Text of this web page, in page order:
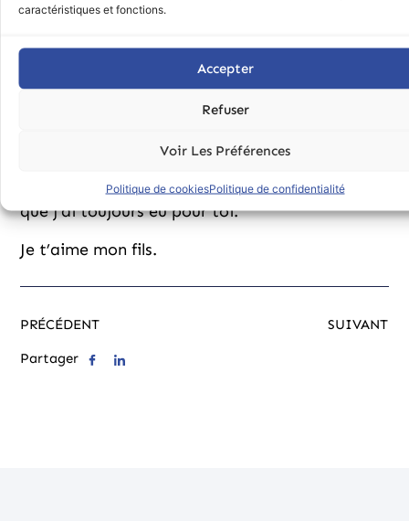
caractéristiques et fonctions.
Accepter
Refuser
Voir Les Préférences
Politique de cookiesPolitique de confidentialité
peu de ta patience, donne moi une épaule sur
laquelle poser ma tête de la même façon que je
avec amour et compréhension, en échange je
n’aurais que mon sourire et l’immense amour
que j’ai toujours eu pour toi.
Je t’aime mon fils.
PRÉCÉDENT SUIVANT
Partager